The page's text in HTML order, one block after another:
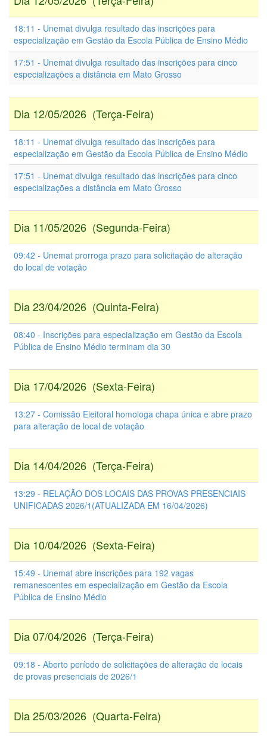
18:11 - Unemat divulga resultado das inscrições para
especialização em Gestão da Escola Pública de Ensino Médio
17:51 - Unemat divulga resultado das inscrições para cinco
especializações a distância em Mato Grosso
Dia 12/05/2026 (Terça-Feira)
18:11 - Unemat divulga resultado das inscrições para
especialização em Gestão da Escola Pública de Ensino Médio
17:51 - Unemat divulga resultado das inscrições para cinco
especializações a distância em Mato Grosso
Dia 11/05/2026 (Segunda-Feira)
09:42 - Unemat prorroga prazo para solicitação de alteração
do local de votação
Dia 23/04/2026 (Quinta-Feira)
08:40 - Inscrições para especialização em Gestão da Escola
Pública de Ensino Médio terminam dia 30
Dia 17/04/2026 (Sexta-Feira)
13:27 - Comissão Eleitoral homologa chapa única e abre prazo
para alteração de local de votação
Dia 14/04/2026 (Terça-Feira)
13:29 - RELAÇÃO DOS LOCAIS DAS PROVAS PRESENCIAIS
UNIFICADAS 2026/1(ATUALIZADA EM 16/04/2026)
Dia 10/04/2026 (Sexta-Feira)
15:49 - Unemat abre inscrições para 192 vagas
remanescentes em especialização em Gestão da Escola
Pública de Ensino Médio
Dia 07/04/2026 (Terça-Feira)
09:18 - Aberto período de solicitações de alteração de locais
de provas presenciais de 2026/1
Dia 25/03/2026 (Quarta-Feira)